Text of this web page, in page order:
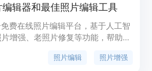
辑器和最佳照片编辑工具
费在线照片编辑平台，基于人工智
增强、老照片修复等功能，帮助用
都能提高您的效率。更多功能
照片编辑 照片增强